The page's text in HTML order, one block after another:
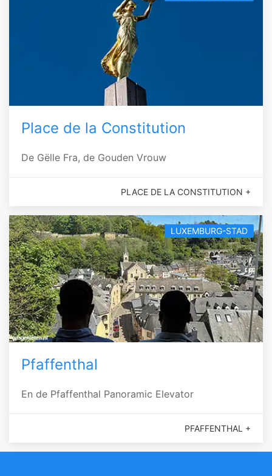
Place de la Constitution
De Gëlle Fra, de Gouden Vrouw
PLACE DE LA CONSTITUTION +
LUXEMBURG-STAD
Pfaffenthal
En de Pfaffenthal Panoramic Elevator
PFAFFENTHAL +